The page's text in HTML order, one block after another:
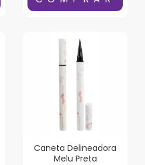
Caneta Delineadora
Melu Preta